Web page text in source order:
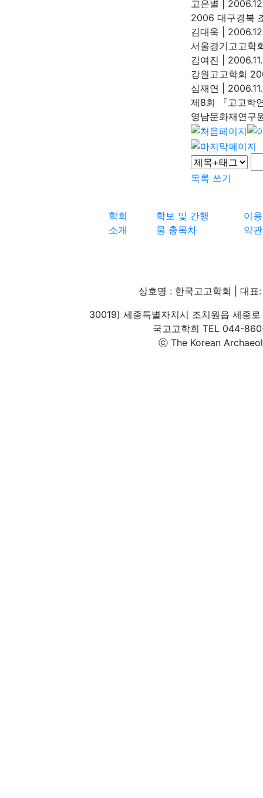
고은별
2006 대구경북
김대욱
서울경기고고학
김여진
강원고고학회
심재연
제8회 『고고학
영남문화재연구
목록 쓰기
학회
소개
학보 및 간행
물 총목차
이용
약관
상호명 : 한국고고학회 | 대
30019) 세종특별자치시 조치원읍 세종
국고고학회 TEL 044-
ⓒ The Korean